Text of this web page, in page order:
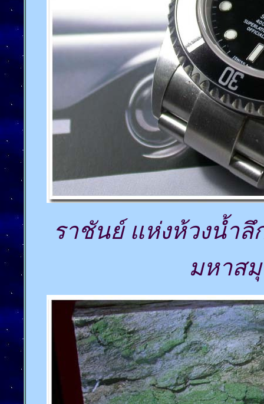
ราชันย์ แห่งห้วงน้ำ
มหาส